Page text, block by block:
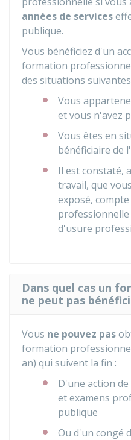
années de services
publique.
Vous bénéficiez d'un
formation
des situations
Vous
et vous n'avez
Vous êtes en
bénéficiaire de l'
Il est constaté,
travail, que
exposé,
d'usure
Dans quel cas un
ne peut pas
Vous ne pouvez pas
formation
an) qui suivent la fin :
D'une action
et examens
publique
Ou d'un congé